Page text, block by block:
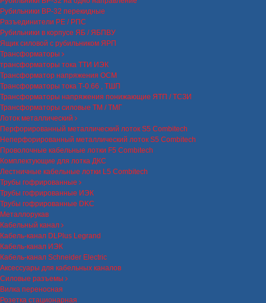
Рубильники ВР-32 перекидные
Разъединители РЕ / РПС
Рубильники в корпусе ЯБ / ЯБПВУ
Ящик силовой с рубильником ЯРП
Трансформаторы
трансформаторы тока ТТИ ИЭК
Трансформатор напряжения ОСМ
Трансформаторы тока Т-0.66 , ТШП
Трансформаторы напряжения понижающие ЯТП / ТСЗИ
Трансформаторы силовые ТМ / ТМГ
Лоток металлический
Перфорированный металлический лоток S5 Combitech
Неперфорированный металлический лоток S5 Combitech
Проволочные кабельные лотки F5 Combitech
Комплектующие для лотка ДКС
Лестничные кабельные лотки L5 Combitech
Трубы гофрированные
Трубы гофрированные ИЭК
Трубы гофрированные DKC
Металлорукав
Кабельный канал
Кабель-канал DLPlus Legrand
Кабель-канал ИЭК
Кабель-канал Schneider Electric
Аксессуары для кабельных каналов
Силовые разъемы
Вилка переносная
Розетка стационарная